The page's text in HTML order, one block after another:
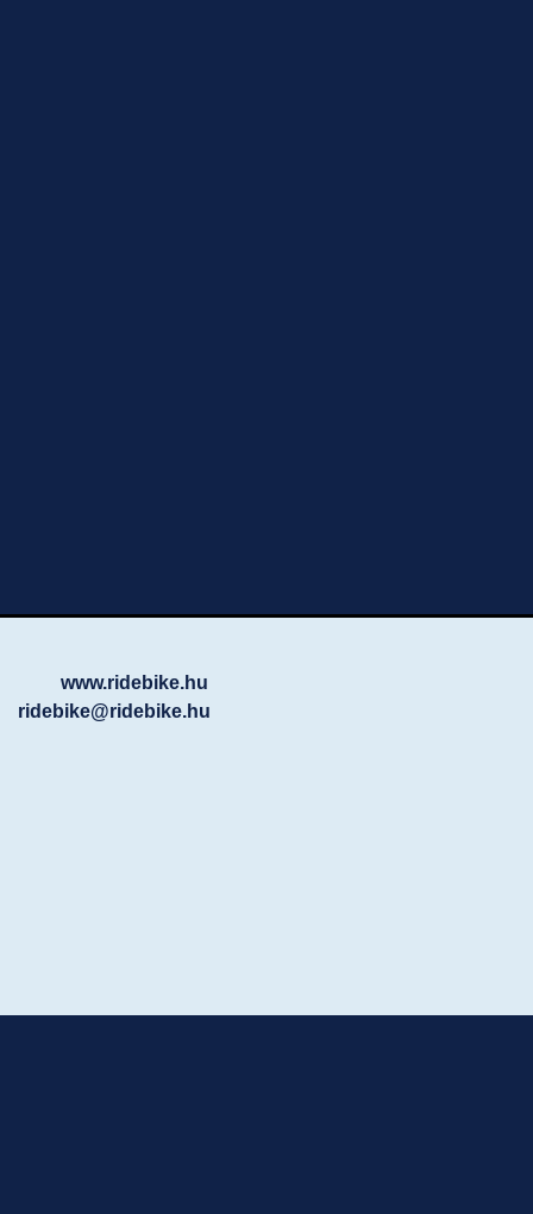
www.ridebike.hu
ridebike@ridebike.hu